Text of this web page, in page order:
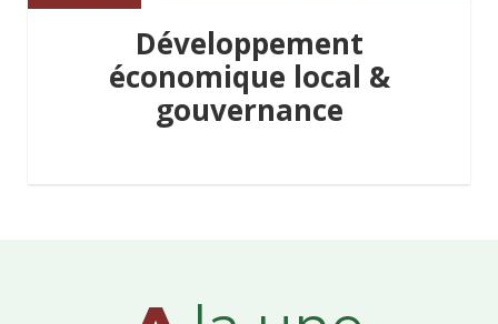
Développement
économique local &
gouvernance